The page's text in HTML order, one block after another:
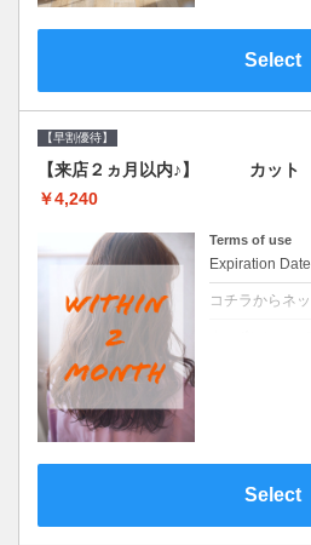
平日クーポン●
提案させて頂
Select
【早割優待】
【来店２ヵ月以内♪】 カッ
￥4,240
Terms of use
Expiration Date
コチラからネ
Select